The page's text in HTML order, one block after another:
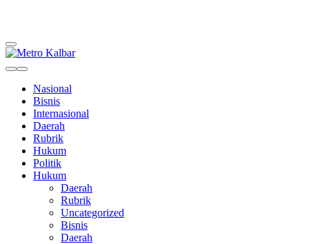
Nasional
Bisnis
Internasional
Daerah
Rubrik
Hukum
Politik
Hukum
Daerah
Rubrik
Uncategorized
Bisnis
Daerah